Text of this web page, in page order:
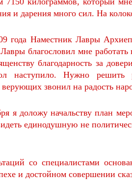
и дарения много сил. На
года Наместник Лавры
благословил мне
благодарность за
наступило. Нужно решить
звонил на радость
я доложу начальству план
единодушную не
со специалистами
и достойном совершении